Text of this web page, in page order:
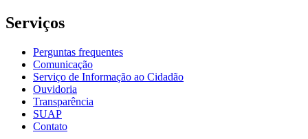
Serviços
Perguntas frequentes
Comunicação
Serviço de Informação ao Cidadão
Ouvidoria
Transparência
SUAP
Contato